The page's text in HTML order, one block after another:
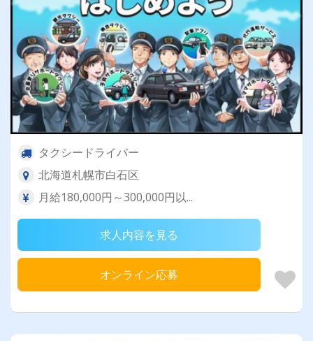
タクシードライバー
北海道札幌市白石区
月給180,000円～300,000円以...
求人内容を見る
オンライン応募